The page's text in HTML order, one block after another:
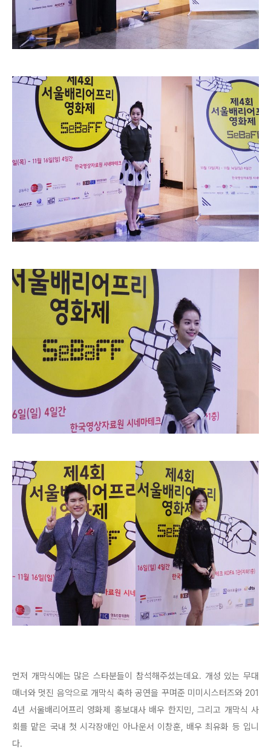
먼저 개막식에는 많은 스타분들이 참석해주셨는데요. 개성 있는 무대
매너와 멋진 음악으로 개막식 축하 공연을 꾸며준 미미시스터즈와 201
4년 서울배리어프리 영화제 홍보대사 배우 한지민, 그리고 개막식 사
회를 맡은 국내 첫 시각장애인 아나운서 이창훈, 배우 최유화 등 입니
다.